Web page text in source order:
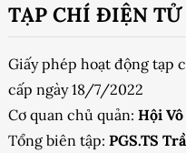
TẠP CHÍ ĐIỆN TỬ
Giấy phép hoạt động tạp
cấp ngày 18/7/2022
Cơ quan chủ quản: Hội
Tổng biên tập: PGS.TS